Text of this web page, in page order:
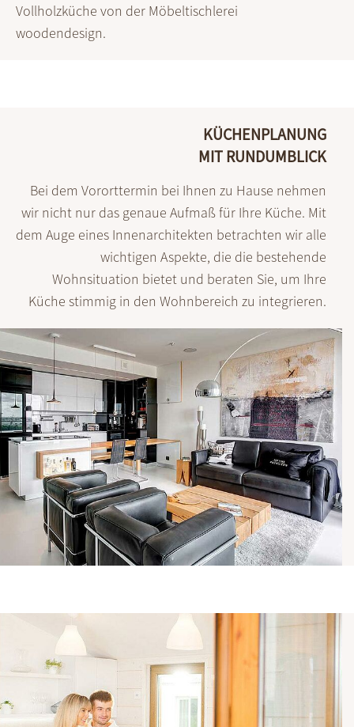
Vollholzküche von der Möbeltischlerei
woodendesign.
KÜCHENPLANUNG
MIT RUNDUMBLICK
Bei dem Vororttermin bei Ihnen zu Hause nehmen
wir nicht nur das genaue Aufmaß für Ihre Küche. Mit
dem Auge eines Innenarchitekten betrachten wir alle
wichtigen Aspekte, die die bestehende
Wohnsituation bietet und beraten Sie, um Ihre
Küche stimmig in den Wohnbereich zu integrieren.